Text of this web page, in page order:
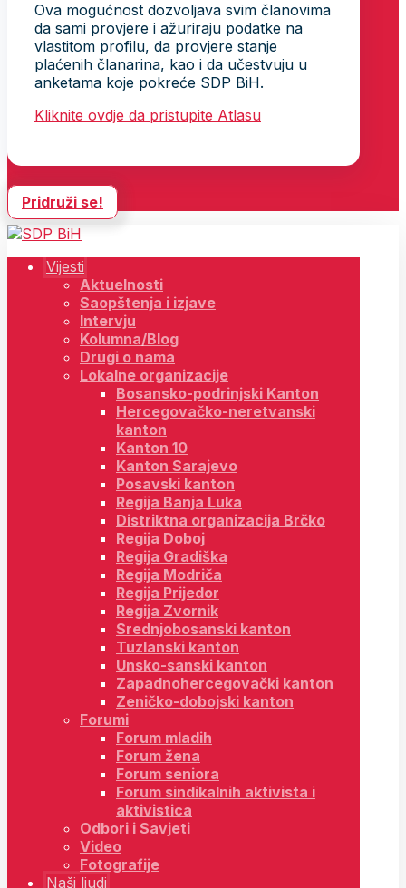
Ova mogućnost dozvoljava svim članovima
da sami provjere i ažuriraju podatke na
vlastitom profilu, da provjere stanje
plaćenih članarina, kao i da učestvuju u
anketama koje pokreće SDP BiH.
Kliknite ovdje da pristupite Atlasu
Pridruži se!
Vijesti
Aktuelnosti
Saopštenja i izjave
Intervju
Kolumna/Blog
Drugi o nama
Lokalne organizacije
Bosansko-podrinjski Kanton
Hercegovačko-neretvanski
kanton
Kanton 10
Kanton Sarajevo
Posavski kanton
Regija Banja Luka
Distriktna organizacija Brčko
Regija Doboj
Regija Gradiška
Regija Modriča
Regija Prijedor
Regija Zvornik
Srednjobosanski kanton
Tuzlanski kanton
Unsko-sanski kanton
Zapadnohercegovački kanton
Zeničko-dobojski kanton
Forumi
Forum mladih
Forum žena
Forum seniora
Forum sindikalnih aktivista i
aktivistica
Odbori i Savjeti
Video
Fotografije
Naši ljudi